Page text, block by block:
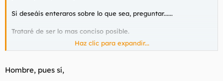
Si deseáis enteraros sobre lo que sea, preguntar......
Trataré de ser lo mas conciso posible.
Un abrazo.
Haz clic para expandir...
Hombre, pues sí,